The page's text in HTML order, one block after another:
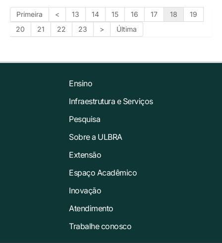
Primeira < 13 14 15 16 17 18
19
20
21 22 23 > Última
Ensino
Infraestrutura e Serviços
Pesquisa
Sobre a ULBRA
Extensão
Espaço Acadêmico
Inovação
Atendimento
Trabalhe conosco